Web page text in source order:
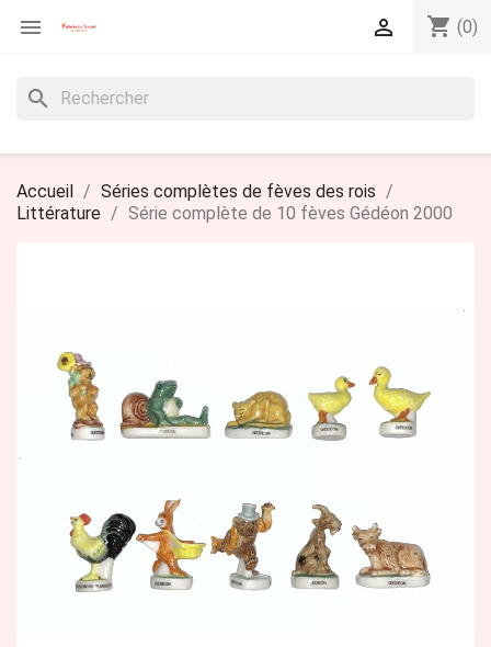
 shopping_cart (0)

search
Accueil
Séries complètes de fèves des rois
Littérature
Série complète de 10 fèves Gédéon 2000